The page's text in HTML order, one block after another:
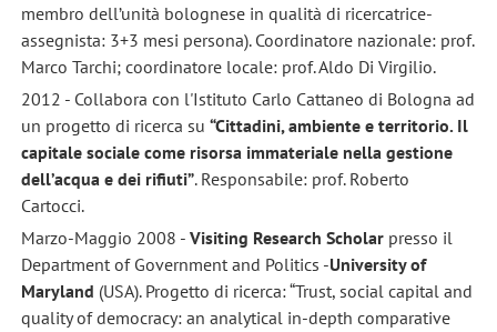
membro dell’unità bolognese in qualità di ricercatrice-
assegnista: 3+3 mesi persona). Coordinatore nazionale: prof.
Marco Tarchi; coordinatore locale: prof. Aldo Di Virgilio.
2012 - Collabora con l'Istituto Carlo Cattaneo di Bologna ad
un progetto di ricerca su “Cittadini, ambiente e territorio. Il
capitale sociale come risorsa immateriale nella gestione
dell’acqua e dei rifiuti”. Responsabile: prof. Roberto
Cartocci.
Marzo-Maggio 2008 - Visiting Research Scholarpresso il
Department of Government and Politics -University of
Maryland (USA). Progetto di ricerca: “Trust, social capital and
quality of democracy: an analytical in-depth comparative